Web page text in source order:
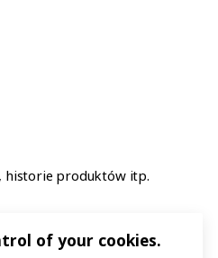
historie produktów itp.
of your cookies.